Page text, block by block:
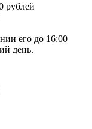
рублей
его до 16:00
день.